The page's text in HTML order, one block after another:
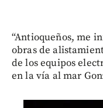
“Antioqueños, me
obras de
de los equipos
en la vía al mar